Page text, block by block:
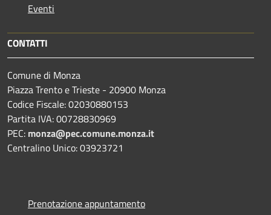
Eventi
CONTATTI
Comune di Monza
Piazza Trento e Trieste - 20900 Monza
Codice Fiscale: 02030880153
Partita IVA: 00728830969
PEC: monza@pec.comune.monza.it
Centralino Unico: 03923721
Prenotazione appuntamento